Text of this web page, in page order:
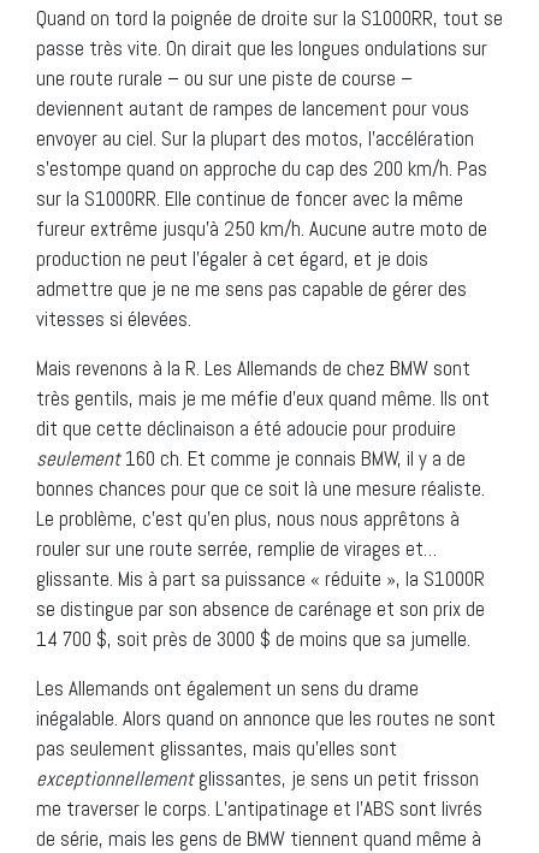
Quand on tord la poignée de droite sur la S1000RR, tout se
passe très vite. On dirait que les longues ondulations sur
une route rurale – ou sur une piste de course –
deviennent autant de rampes de lancement pour vous
envoyer au ciel. Sur la plupart des motos, l’accélération
s’estompe quand on approche du cap des 200 km/h. Pas
sur la S1000RR. Elle continue de foncer avec la même
fureur extrême jusqu’à 250 km/h. Aucune autre moto de
production ne peut l’égaler à cet égard, et je dois
admettre que je ne me sens pas capable de gérer des
vitesses si élevées.
Mais revenons à la R. Les Allemands de chez BMW sont
très gentils, mais je me méfie d’eux quand même. Ils ont
dit que cette déclinaison a été adoucie pour produire
seulement160 ch. Et comme je connais BMW, il y a de
bonnes chances pour que ce soit là une mesure réaliste.
Le problème, c’est qu’en plus, nous nous apprêtons à
rouler sur une route serrée, remplie de virages et…
glissante. Mis à part sa puissance « réduite », la S1000R
se distingue par son absence de carénage et son prix de
14 700 $, soit près de 3000 $ de moins que sa jumelle.
Les Allemands ont également un sens du drame
inégalable. Alors quand on annonce que les routes ne sont
pas seulement glissantes, mais qu’elles sont
exceptionnellementglissantes, je sens un petit frisson
me traverser le corps. L’antipatinage et l’ABS sont livrés
de série, mais les gens de BMW tiennent quand même à